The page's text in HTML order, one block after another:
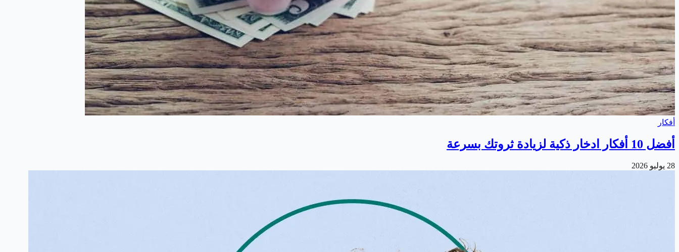
أفكار
أفضل 10 أفكار ادخار ذكية لزيادة ثروتك بسرعة
28 يوليو 2026